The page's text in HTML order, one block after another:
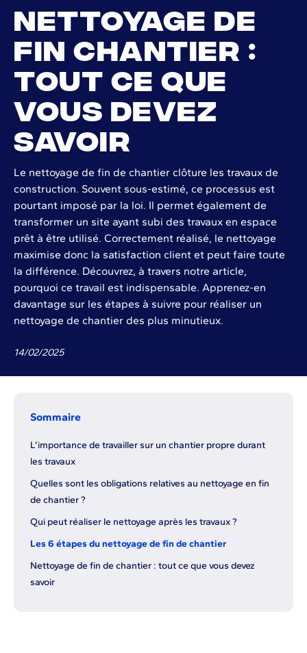
Nettoyage de
fin chantier :
tout ce que
vous devez
savoir
Le nettoyage de fin de chantier clôture les travaux de
construction. Souvent sous-estimé, ce processus est
pourtant imposé par la loi. Il permet également de
transformer un site ayant subi des travaux en espace
prêt à être utilisé. Correctement réalisé, le nettoyage
maximise donc la satisfaction client et peut faire toute
la différence. Découvrez, à travers notre article,
pourquoi ce travail est indispensable. Apprenez-en
davantage sur les étapes à suivre pour réaliser un
nettoyage de chantier des plus minutieux.
14/02/2025
Sommaire
L’importance de travailler sur un chantier propre durant
les travaux
Quelles sont les obligations relatives au nettoyage en fin
de chantier ?
Qui peut réaliser le nettoyage après les travaux ?
Les 6 étapes du nettoyage de fin de chantier
Nettoyage de fin de chantier : tout ce que vous devez
savoir